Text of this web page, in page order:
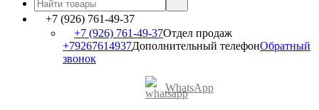
+7 (926) 761-49-37
+7 (926) 761-49-37Отдел продаж
+79267614937Дополнительный телефонОбратный
звонок
WhatsApp